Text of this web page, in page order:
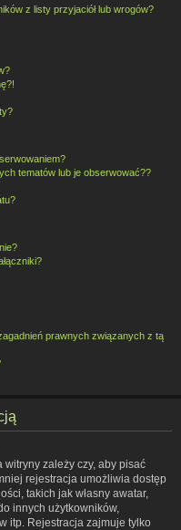
z listy przyjaciół lub wrogów?
tematów lub je obserwować??
prawnych związanych z tą
witryny zależy czy, aby pisać
rejestracja umożliwia dostęp
takich jak własny awatar,
innych użytkowników,
itp. Rejestracja zajmuje tylko